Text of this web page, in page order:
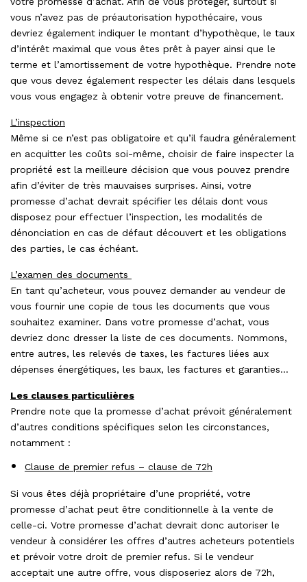
vous n’avez pas de préautorisation hypothécaire, vous
devriez également indiquer le montant d’hypothèque, le taux
d’intérêt maximal que vous êtes prêt à payer ainsi que le
terme et l’amortissement de votre hypothèque. Prendre note
que vous devez également respecter les délais dans lesquels
vous vous engagez à obtenir votre preuve de financement.
L’inspection
Même si ce n’est pas obligatoire et qu’il faudra généralement
en acquitter les coûts soi-même, choisir de faire inspecter la
propriété est la meilleure décision que vous pouvez prendre
afin d’éviter de très mauvaises surprises. Ainsi, votre
promesse d’achat devrait spécifier les délais dont vous
disposez pour effectuer l’inspection, les modalités de
dénonciation en cas de défaut découvert et les obligations
des parties, le cas échéant.
L’examen des documents
En tant qu’acheteur, vous pouvez demander au vendeur de
vous fournir une copie de tous les documents que vous
souhaitez examiner. Dans votre promesse d’achat, vous
devriez donc dresser la liste de ces documents. Nommons,
entre autres, les relevés de taxes, les factures liées aux
dépenses énergétiques, les baux, les factures et garanties…
Les clauses particulières
Prendre note que la promesse d’achat prévoit généralement
d’autres conditions spécifiques selon les circonstances,
notamment :
Clause de premier refus – clause de 72h
Si vous êtes déjà propriétaire d’une propriété, votre
promesse d’achat peut être conditionnelle à la vente de
celle-ci. Votre promesse d’achat devrait donc autoriser le
vendeur à considérer les offres d’autres acheteurs potentiels
et prévoir votre droit de premier refus. Si le vendeur
acceptait une autre offre, vous disposeriez alors de 72h,